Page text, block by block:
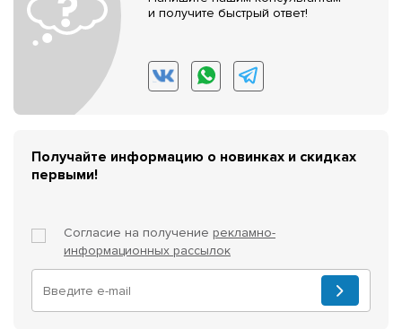
и получите быстрый ответ!
Получайте информацию о новинках и скидках
первыми!
Согласие на получение рекламно-
информационных рассылок